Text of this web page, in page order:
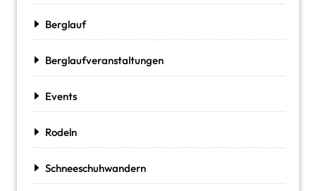
Berglauf
Berglaufveranstaltungen
Events
Rodeln
Schneeschuhwandern